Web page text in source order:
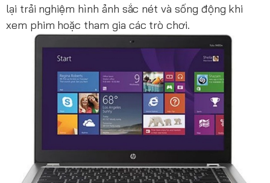
lại trải nghiệm hình ảnh sắc nét và sống động khi
xem phim hoặc tham gia các trò chơi.